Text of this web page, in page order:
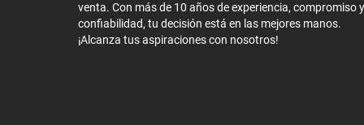
venta. Con más de 10 años de experiencia, compromiso y
confiabilidad, tu decisión está en las mejores manos.
¡Alcanza tus aspiraciones con nosotros!